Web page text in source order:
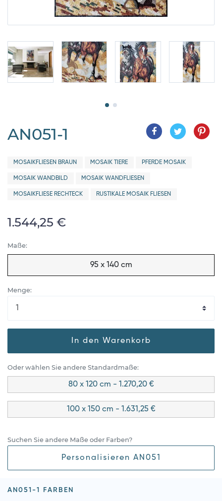
AN051-1
MOSAIKFLIESEN BRAUN MOSAIK TIERE PFERDE MOSAIK
MOSAIK WANDBILD MOSAIK WANDFLIESEN
MOSAIKFLIESE RECHTECK RUSTIKALE MOSAIK FLIESEN
1.544,25 €
Maße:
95 x 140 cm
Menge:
In den Warenkorb
Oder wählen Sie andere Standardmaße:
80 x 120 cm - 1.270,20 €
100 x 150 cm - 1.631,25 €
Suchen Sie andere Maße oder Farben?
Personalisieren AN051
AN051-1 FARBEN